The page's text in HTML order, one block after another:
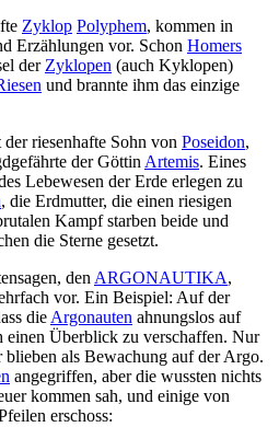
Zyklop Polyphem, kommen in
Erzählungen vor. Schon Homers
der Zyklopen (auch Kyklopen)
und brannte ihm das einzige
riesenhafte Sohn von Poseidon,
der Göttin Artemis. Eines
Lebewesen der Erde erlegen zu
, die Erdmutter, die einen riesigen
Kampf starben beide und
die Sterne gesetzt.
den ARGONAUTIKA,
vor. Ein Beispiel: Auf der
die Argonauten ahnungslos auf
einen Überblick zu verschaffen. Nur
als Bewachung auf der Argo.
angegriffen, aber die wussten nichts
kommen sah, und einige von
erschoss: